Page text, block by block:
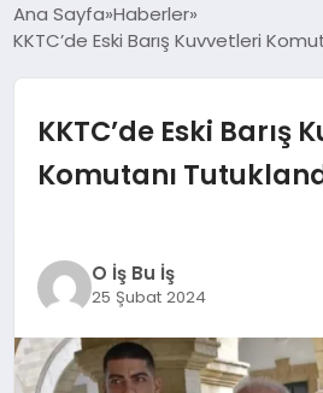
GÜNCEL
SIYASET
YAŞAM
Ana Sayfa Haberler
KKTC’de Eski Barış Kuvvetleri
KKTC’de Eski Barış
Komutanı
O İş Bu İş
25 Şubat 2024